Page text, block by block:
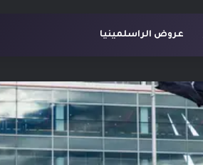
عروض الراسلمينيا